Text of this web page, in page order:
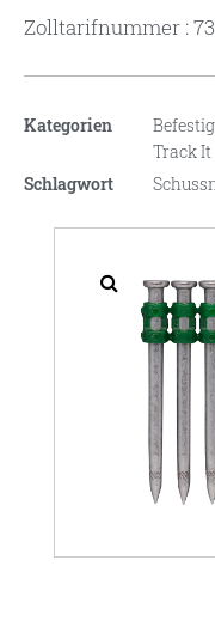
Zolltarifnummer :
Kategorien
Track It
Schlagwort